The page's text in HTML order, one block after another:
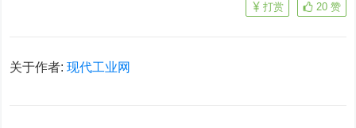
20 赞
打赏
关于作者:现代工业网